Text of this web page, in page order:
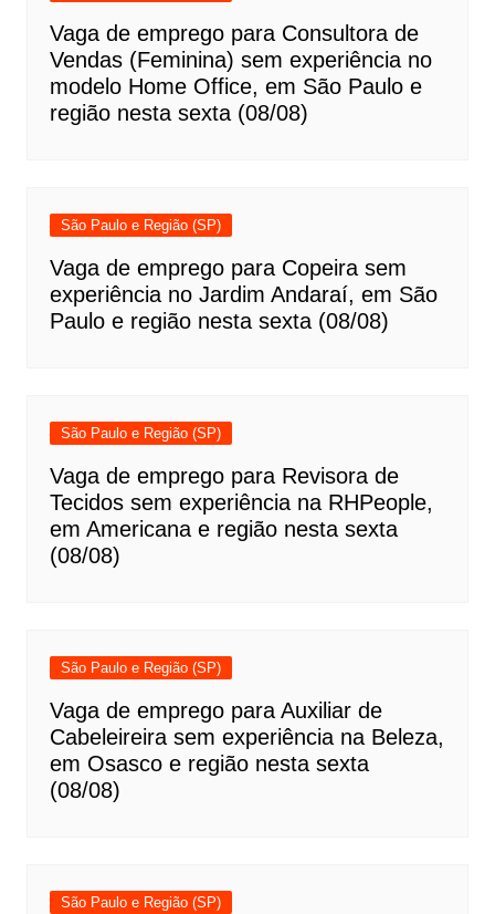
Vaga de emprego para Consultora de
Vendas (Feminina) sem experiência no
modelo Home Office, em São Paulo e
região nesta sexta (08/08)
São Paulo e Região (SP)
Vaga de emprego para Copeira sem
experiência no Jardim Andaraí, em São
Paulo e região nesta sexta (08/08)
São Paulo e Região (SP)
Vaga de emprego para Revisora de
Tecidos sem experiência na RHPeople,
em Americana e região nesta sexta
(08/08)
São Paulo e Região (SP)
Vaga de emprego para Auxiliar de
Cabeleireira sem experiência na Beleza,
em Osasco e região nesta sexta
(08/08)
São Paulo e Região (SP)